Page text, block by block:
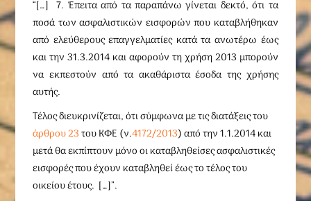
“[…] 7. Έπειτα από τα παραπάνω γίνεται δεκτό, ότι τα
ποσά των ασφαλιστικών εισφορών που καταβλήθηκαν
από ελεύθερους επαγγελματίες κατά τα ανωτέρω έως
και την 31.3.2014 και αφορούν τη χρήση 2013 μπορούν
να εκπεστούν από τα ακαθάριστα έσοδα της χρήσης
αυτής.
Τέλος διευκρινίζεται, ότι σύμφωνα με τις διατάξεις του
άρθρου 23του ΚΦΕ (ν.4172/2013) από την 1.1.2014 και
μετά θα εκπίπτουν μόνο οι καταβληθείσες ασφαλιστικές
εισφορές που έχουν καταβληθεί έως το τέλος του
οικείου έτους. […]”.